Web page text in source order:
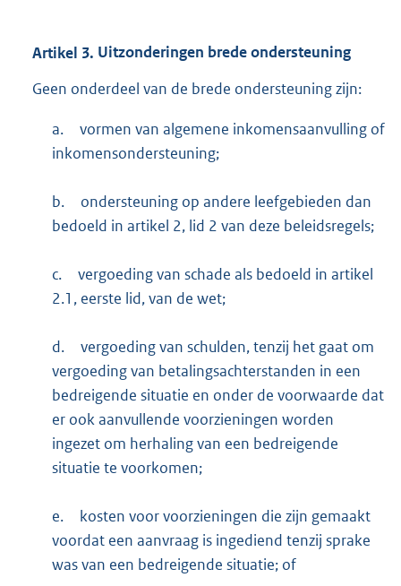
Artikel 3. Uitzonderingen brede ondersteuning
Geen onderdeel van de brede ondersteuning zijn:
a.
vormen van algemene inkomensaanvulling of
inkomensondersteuning;
b.
ondersteuning op andere leefgebieden dan
bedoeld in artikel 2, lid 2 van deze beleidsregels;
c.
vergoeding van schade als bedoeld in artikel
2.1, eerste lid, van de wet;
d.
vergoeding van schulden, tenzij het gaat om
vergoeding van betalingsachterstanden in een
bedreigende situatie en onder de voorwaarde dat
er ook aanvullende voorzieningen worden
ingezet om herhaling van een bedreigende
situatie te voorkomen;
e.
kosten voor voorzieningen die zijn gemaakt
voordat een aanvraag is ingediend tenzij sprake
was van een bedreigende situatie; of